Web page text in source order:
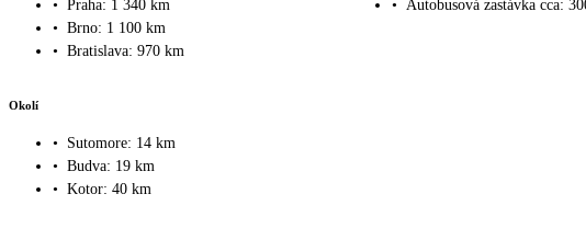
• Praha: 1 340 km
• Brno: 1 100 km
• Bratislava: 970 km
• Autobusová zastávka cca:
Okolí
•
Sutomore: 14 km
• Budva: 19 km
• Kotor: 40 km